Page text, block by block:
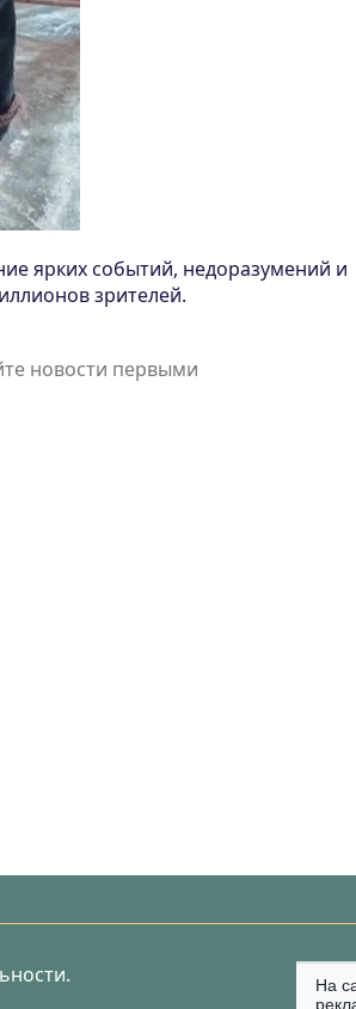
ярких событий, недоразумений и
зрителей.
новости первыми
На